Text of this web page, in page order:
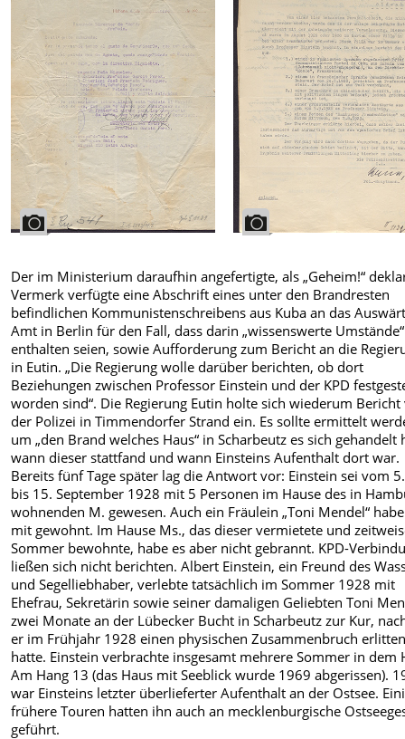
Der im Ministerium daraufhin angefertigte, als „Geheim!“
Vermerk verfügte eine Abschrift eines unter den Brandresten
befindlichen Kommunistenschreibens aus Kuba an das
Amt in Berlin für den Fall, dass darin „wissenswerte Umstände“
enthalten seien, sowie Aufforderung zum Bericht an die
in Eutin. „Die Regierung wolle darüber berichten, ob dort
Beziehungen zwischen Professor Einstein und der KPD
worden sind“. Die Regierung Eutin holte sich wiederum Bericht
der Polizei in Timmendorfer Strand ein. Es sollte ermittelt
um „den Brand welches Haus“ in Scharbeutz es sich gehandelt
wann dieser stattfand und wann Einsteins Aufenthalt dort war.
Bereits fünf Tage später lag die Antwort vor: Einstein sei vom
bis 15. September 1928 mit 5 Personen im Hause des in
wohnenden M. gewesen. Auch ein Fräulein „Toni Mendel“
mit gewohnt. Im Hause Ms., das dieser vermietete und
Sommer bewohnte, habe es aber nicht gebrannt. KPD-
ließen sich nicht berichten. Albert Einstein, ein Freund des
und Segelliebhaber, verlebte tatsächlich im Sommer 1928 mit
Ehefrau, Sekretärin sowie seiner damaligen Geliebten Toni
zwei Monate an der Lübecker Bucht in Scharbeutz zur Kur,
er im Frühjahr 1928 einen physischen Zusammenbruch
hatte. Einstein verbrachte insgesamt mehrere Sommer in dem
Am Hang 13 (das Haus mit Seeblick wurde 1969 abgerissen).
war Einsteins letzter überlieferter Aufenthalt an der Ostsee.
frühere Touren hatten ihn auch an mecklenburgische
geführt.